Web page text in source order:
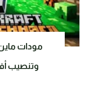
مودات
وتنصيب